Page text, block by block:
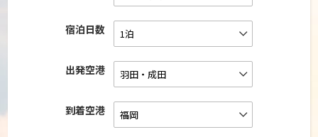
宿泊日数
出発空港
到着空港